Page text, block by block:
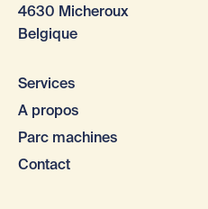
4630 Micheroux
Belgique
Services
A propos
Parc machines
Contact